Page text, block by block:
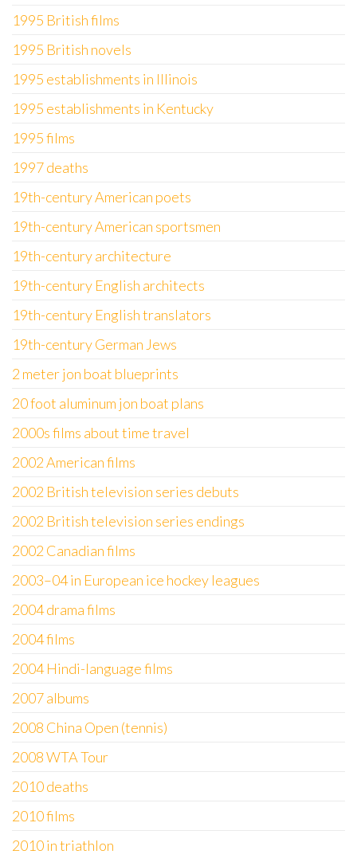
1995 British films
1995 British novels
1995 establishments in Illinois
1995 establishments in Kentucky
1995 films
1997 deaths
19th-century American poets
19th-century American sportsmen
19th-century architecture
19th-century English architects
19th-century English translators
19th-century German Jews
2 meter jon boat blueprints
20 foot aluminum jon boat plans
2000s films about time travel
2002 American films
2002 British television series debuts
2002 British television series endings
2002 Canadian films
2003–04 in European ice hockey leagues
2004 drama films
2004 films
2004 Hindi-language films
2007 albums
2008 China Open (tennis)
2008 WTA Tour
2010 deaths
2010 films
2010 in triathlon